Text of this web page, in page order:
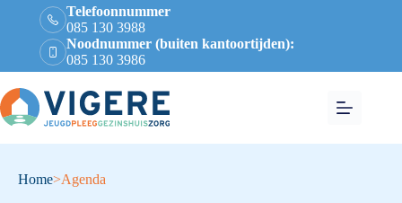
Telefoonnummer
085 130 3988
Noodnummer (buiten kantoortijden):
085 130 3986
Home>Agenda